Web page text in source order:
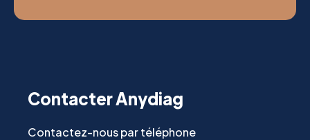
Contacter Anydiag
Contactez-nous par téléphone